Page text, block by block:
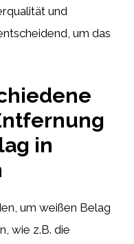
und
um das
in
um weißen Belag
wie z.B. die